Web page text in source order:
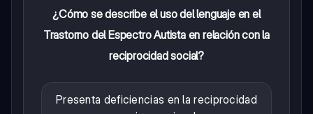
¿Cómo se describe el uso del lenguaje en el
Trastorno del Espectro Autista en relación con la
reciprocidad social?
Presenta deficiencias en la reciprocidad